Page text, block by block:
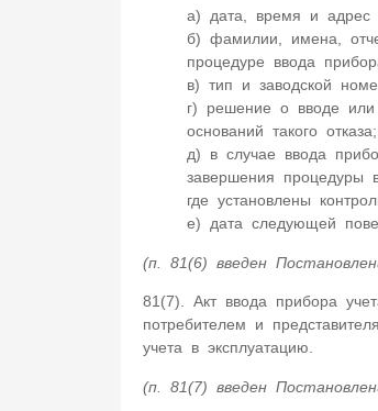
а) дата, время и адрес
б) фамилии, имена,
процедуре ввода
в) тип и заводской
г) решение о вводе или
оснований такого отказа;
д) в случае ввода
завершения процедуры
где установлены
е) дата следующей
(п. 81(6) введен
81(7). Акт ввода прибора
потребителем и
учета в эксплуатацию.
(п. 81(7) введен